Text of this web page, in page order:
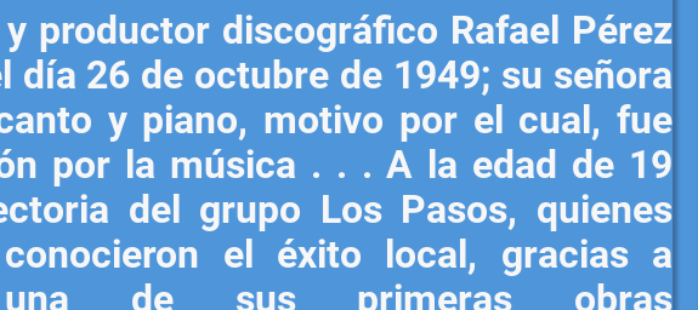
productor discográfico Rafael Pérez
día 26 de octubre de 1949; su señora
y piano, motivo por el cual, fue
por la música . . . A la edad de 19
del grupo Los Pasos, quienes
conocieron el éxito local, gracias a
una de sus primeras obras